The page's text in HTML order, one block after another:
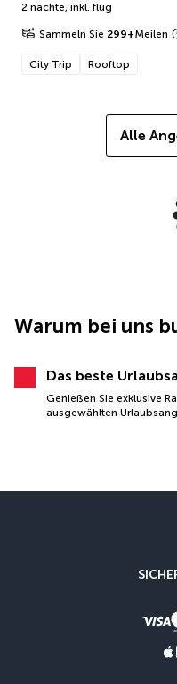
2 nächte, inkl. flug
Sammeln Sie 299+Meilen
City Trip Rooftop
Alle
Warum bei uns
Das beste
Genießen Sie exklusive
ausgewählten